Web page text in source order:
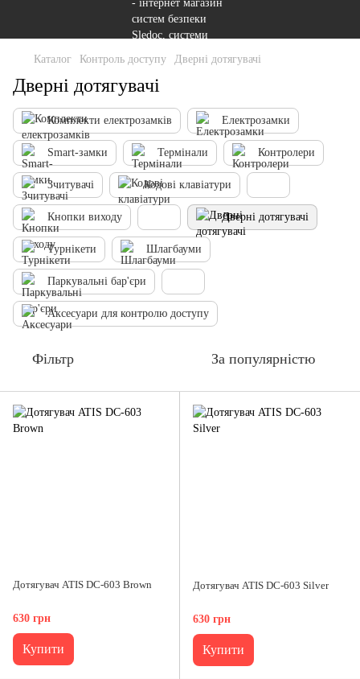
Каталог Контроль доступу Дверні дотягувачі
Дверні дотягувачі
Комплекти електрозамків Електрозамки
Smart-замки Термінали Контролери
Зчитувачі Кодові клавіатури
Кнопки виходу Дверні дотягувачі
Турнікети Шлагбауми
Паркувальні бар'єри
Аксесуари для контролю доступу
Фільтр За популярністю
Дотягувач ATIS DC-603 Brown
630 грн
Купити
Дотягувач ATIS DC-603 Silver
630 грн
Купити